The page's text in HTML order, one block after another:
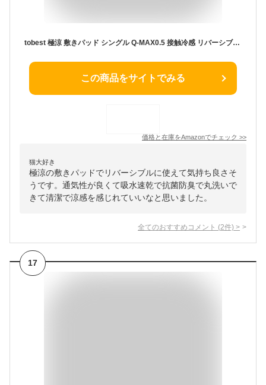
tobest 極涼 敷きパッド シングル Q-MAX0.5 接触冷感 リバーシブル ひんやり 冷感 夏用 冷感シーツ 抗菌 消臭 防ダニ 涼感 冷たい サラサラ 涼しい クール 吸水速乾 丸洗い ブルー 100x205cm
この商品をサイトでみる
価格と在庫をAmazonでチェック >>
猫大好き
極涼の敷きパッドでリバーシブルに使えて気持ち良さそ
うです。通気性が良くて吸水速乾で抗菌防臭で丸洗いで
きて清潔で涼感を感じれていいなと思いました。
全てのおすすめコメント (2件) >
17